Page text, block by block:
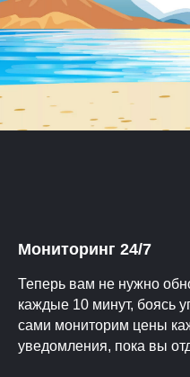
Мониторинг 24/7
Теперь вам не нужно
каждые 10 минут, боясь
сами мониторим цены
уведомления, пока вы